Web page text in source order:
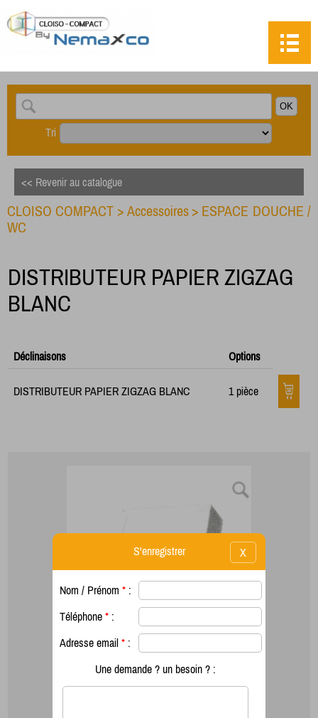
Tri
<< Revenir au catalogue
CLOISO COMPACT > Accessoires > ESPACE DOUCHE /
WC
DISTRIBUTEUR PAPIER ZIGZAG
BLANC
Déclinaisons Options
DISTRIBUTEUR PAPIER ZIGZAG BLANC 1 pièce
X
S'enregistrer
Nom / Prénom * :
Téléphone * :
Adresse email * :
Une demande ? un besoin ? :